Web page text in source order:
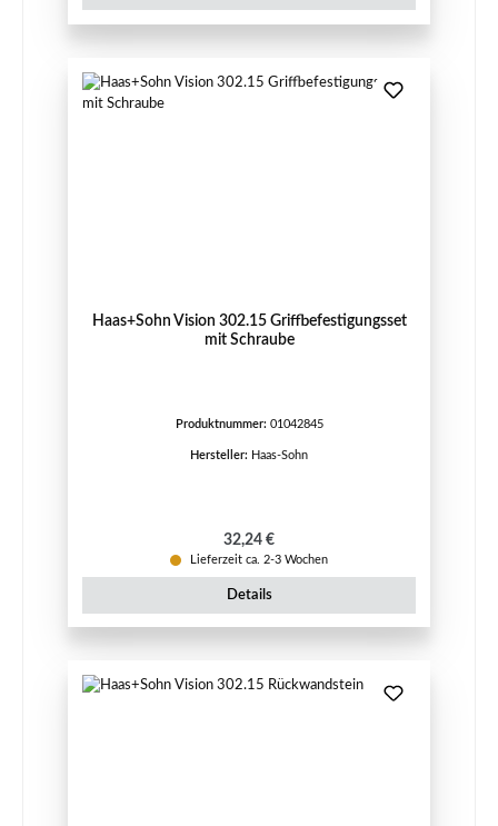
Haas+Sohn Vision 302.15 Griffbefestigungsset
mit Schraube
Produktnummer: 01042845
Hersteller: Haas-Sohn
Regulärer Preis:
32,24 €
Lieferzeit ca. 2-3 Wochen
Details